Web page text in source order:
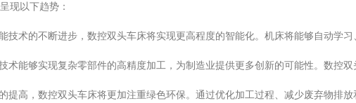
以下趋势：
术的不断进步，数控双头车床将实现更高程度的智能化。机床将能够自动学习
能够实现复杂零部件的高精度加工，为制造业提供更多创新的可能性。数控双
高，数控双头车床将更加注重绿色环保。通过优化加工过程、减少废弃物排放